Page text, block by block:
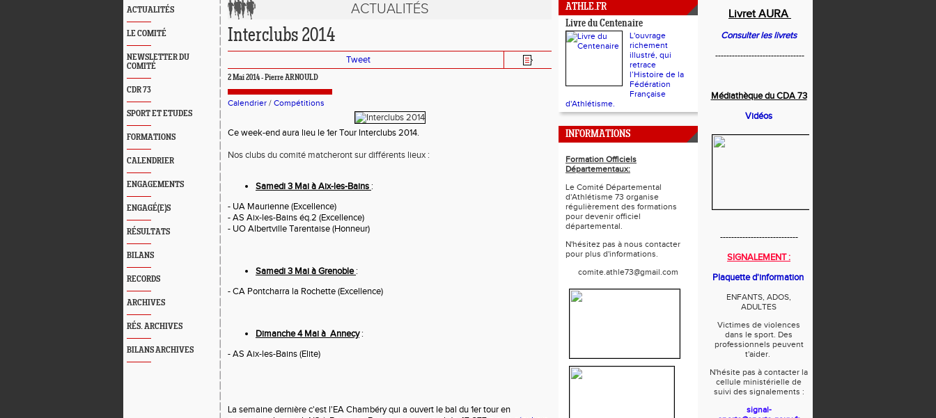
ACTUALITÉS
LE COMITÉ
NEWSLETTER DU
COMITÉ
CDR 73
SPORT ET ETUDES
FORMATIONS
CALENDRIER
ENGAGEMENTS
ENGAGÉ(E)S
RÉSULTATS
BILANS
RECORDS
ARCHIVES
RÉS. ARCHIVES
BILANS ARCHIVES
ACTUALITÉS
Interclubs 2014
Tweet
2 Mai 2014 - Pierre ARNOULD
Calendrier / Compétitions
Ce week-end aura lieu le 1er Tour Interclubs 2014.
Nos clubs du comité matcheront sur différents lieux :
Samedi 3 Mai à Aix-les-Bains :
- UA Maurienne (Excellence)
- AS Aix-les-Bains éq.2 (Excellence)
- UO Albertville Tarentaise (Honneur)
Samedi 3 Mai à Grenoble:
- CA Pontcharra la Rochette (Excellence)
Dimanche 4 Mai à Annecy:
- AS Aix-les-Bains (Elite)
La semaine dernière c'est l'EA Chambéry qui a ouvert le bal du 1er tour en
ATHLE.FR
Livre du Centenaire
L'ouvrage
richement
illustré, qui
retrace
l’Histoire de la
Fédération
Française
d'Athlétisme.
INFORMATIONS
Formation Officiels
Départementaux:
Le Comité Départemental
d'Athlétisme 73 organise
régulièrement des formations
pour devenir officiel
départemental.
N'hésitez pas à nous contacter
pour plus d'informations.
comite.athle73@gmail.com
Livret AURA
Consulter les livrets
--------------------------------
Médiathèque du CDA 73
Vidéos
----------------------------
SIGNALEMENT :
Plaquette d'information
ENFANTS, ADOS,
ADULTES
Victimes de violences
dans le sport. Des
professionnels peuvent
t'aider.
N'hésite pas à contacter la
cellule ministérielle de
suivi des signalements :
signal-